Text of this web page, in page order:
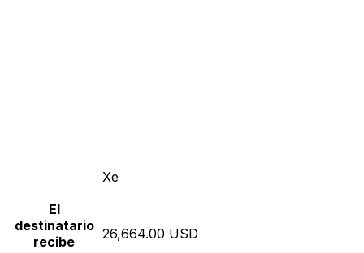
Xe
El
destinatario
recibe
26,664.00 USD